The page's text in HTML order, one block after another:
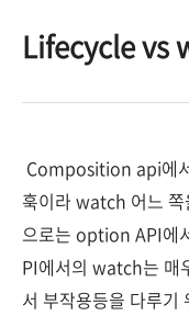
Lifecycle vs
Composition api에
훅이라 watch 어느 쪽
으로는 option API에
PI에서의 watch는 매
서 부작용등을 다루기